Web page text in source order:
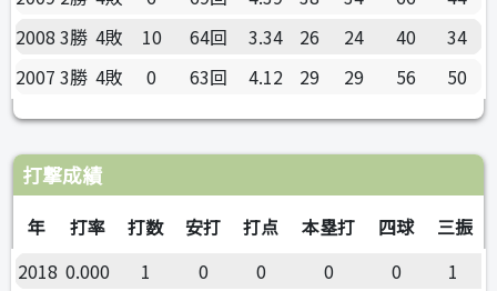
2008 3勝 4敗 10 64回 3.34 26 24 40
34
2007 3勝 4敗 0 63回 4.12 29 29 56 50
打撃成績
年 打率 打数 安打 打点 本塁打 四球
三振
2018 0.000 1 0 0 0 0
1